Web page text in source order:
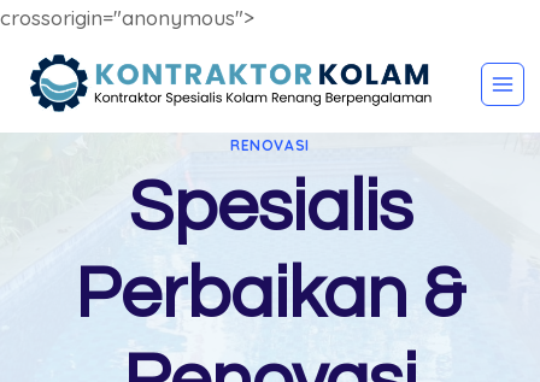
crossorigin="anonymous">
RENOVASI
Spesialis
Perbaikan &